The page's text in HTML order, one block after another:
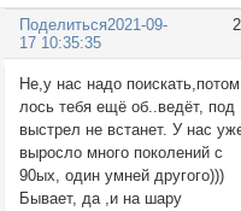
Поделиться2021-09-
17 10:35:35
Не,у нас надо поискать,потом
лось тебя ещё об..ведёт, под
выстрел не встанет. У нас
выросло много поколений с
90ых, один умней другого)))
Бывает, да ,и на шару